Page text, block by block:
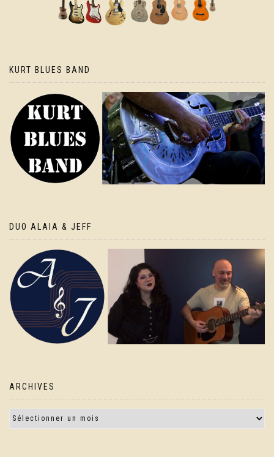
KURT BLUES BAND
DUO ALAIA & JEFF
ARCHIVES